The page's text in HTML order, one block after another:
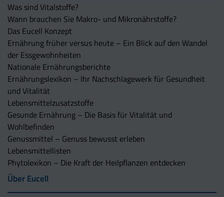
Was sind Vitalstoffe?
Wann brauchen Sie Makro- und Mikronährstoffe?
Das Eucell Konzept
Ernährung früher versus heute – Ein Blick auf den Wandel
der Essgewohnheiten
Nationale Ernährungsberichte
Ernährungslexikon – Ihr Nachschlagewerk für Gesundheit
und Vitalität
Lebensmittelzusatzstoffe
Gesunde Ernährung – Die Basis für Vitalität und
Wohlbefinden
Genussmittel – Genuss bewusst erleben
Lebensmittellisten
Phytolexikon – Die Kraft der Heilpflanzen entdecken
Über Eucell